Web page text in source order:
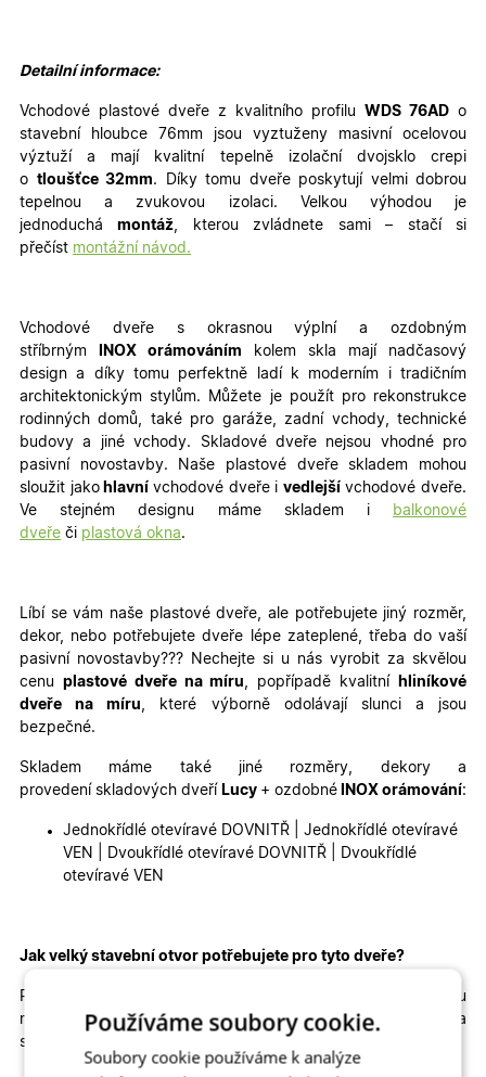
Detailní informace:
Vchodové plastové dveře z kvalitního profilu WDS 76AD o
stavební hloubce 76mm jsou vyztuženy masivní ocelovou
výztuží a mají kvalitní tepelně izolační dvojsklo crepi
o tloušťce 32mm. Díky tomu dveře poskytují velmi dobrou
tepelnou a zvukovou izolaci. Velkou výhodou je
jednoduchámontáž, kterou zvládnete sami – stačí si
přečíst montážní návod.
Vchodové dveře s okrasnou výplní a ozdobným
stříbrným
INOX orámováním kolem skla mají nadčasový
design a díky tomu perfektně ladí k moderním i tradičním
architektonickým stylům. Můžete je použít pro rekonstrukce
rodinných domů, také pro garáže, zadní vchody, technické
budovy a jiné vchody. Skladové dveře nejsou vhodné pro
pasivní novostavby. Naše plastové dveře skladem mohou
sloužit jakohlavní vchodové dveře i vedlejší vchodové dveře.
Ve stejném designu máme skladem i
balkonové
dveře či plastová okna.
Líbí se vám naše plastové dveře, ale potřebujete jiný rozměr,
dekor, nebo potřebujete dveře lépe zateplené, třeba do vaší
pasivní novostavby???
Nechejte si u nás vyrobit za skvělou
cenu plastové dveře na míru, popřípadě kvalitní
hliníkové
dveře na míru, které výborně odolávají slunci a jsou
bezpečné.
Skladem máme také jiné rozměry, dekory a
provedení skladových dveří Lucy + ozdobné INOX orámování:
Jednokřídlé otevíravé DOVNITŘ | Jednokřídlé otevíravé
VEN | Dvoukřídlé otevíravé DOVNITŘ | Dvoukřídlé
otevíravé VEN
Jak velký stavební otvor potřebujete pro tyto dveře?
Pro správné usazení dveří by
otvoru
měla
býtpřibližně104 cma výškapřibližně212 cm
Výška
stavebního otvoru je brána od čisté podlahy.
Používáme soubory cookie.
Soubory cookie používáme k analýze